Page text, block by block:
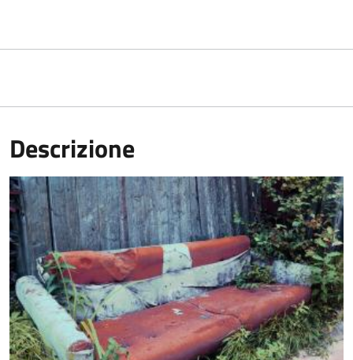
Descrizione